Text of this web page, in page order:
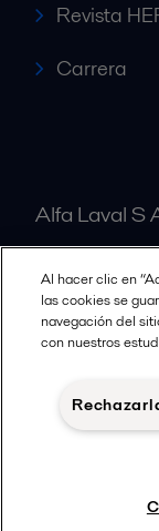
Revista
Carrera
Alfa Laval S
Nuestras
Al hacer clic en
las cookies se
navegación del
con nuestros